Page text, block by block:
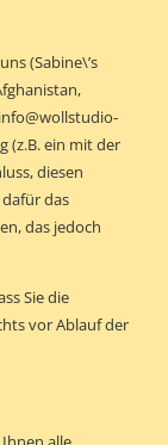
(Sabine\’s
(z.B. ein mit der
diesen
das
das jedoch
Sie die
vor Ablauf der